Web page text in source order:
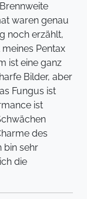
waren genau
noch erzählt,
Pentax
ist eine ganz
Bilder, aber
Fungus ist
ist
des
bin sehr
die